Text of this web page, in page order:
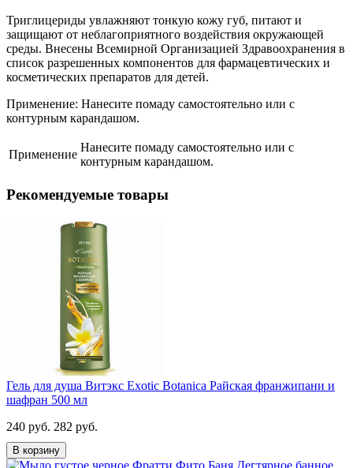
Триглицериды увлажняют тонкую кожу губ, питают и
защищают от неблагоприятного воздействия окружающей
среды. Внесены Всемирной Организацией Здравоохранения в
список разрешенных компонентов для фармацевтических и
косметических препаратов для детей.
Применение: Нанесите помаду самостоятельно или с
контурным карандашом.
Применение
Нанесите помаду самостоятельно или с
контурным карандашом.
Рекомендуемые товары
Гель для душа Витэкс Exotic Botanica Райская франжипани и
шафран 500 мл
240 руб. 282 руб.
В корзину